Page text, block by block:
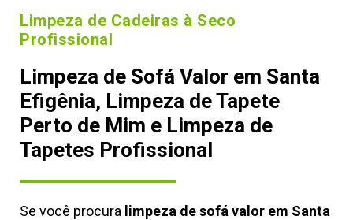
Limpeza de Cadeiras à Seco
Profissional
Limpeza de Sofá Valor em Santa
Efigênia, Limpeza de Tapete
Perto de Mim e Limpeza de
Tapetes Profissional
Se você procura limpeza de sofá valor em Santa